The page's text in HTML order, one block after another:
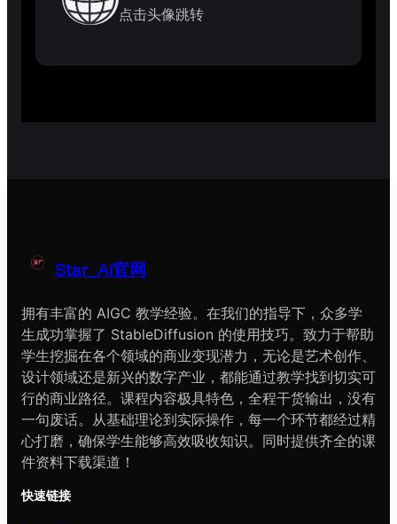
点击头像跳转
Star_Ai官网
拥有丰富的 AIGC 教学经验。在我们的指导下，众多学
生成功掌握了 StableDiffusion 的使用技巧。致力于帮助
学生挖掘在各个领域的商业变现潜力，无论是艺术创作、
设计领域还是新兴的数字产业，都能通过教学找到切实可
行的商业路径。课程内容极具特色，全程干货输出，没有
一句废话。从基础理论到实际操作，每一个环节都经过精
心打磨，确保学生能够高效吸收知识。同时提供齐全的课
件资料下载渠道！
快速链接